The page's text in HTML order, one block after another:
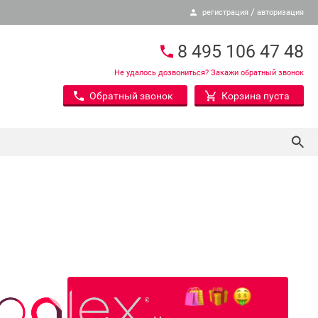
регистрация / авторизация
8 495 106 47 48
Не удалось дозвониться? Закажи обратный звонок
Обратный звонок Корзина пуста